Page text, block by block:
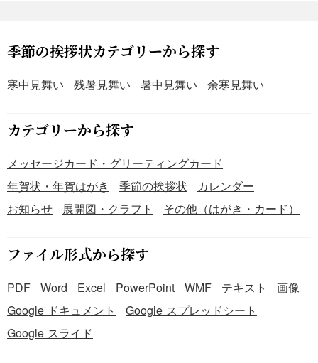
い年代に好まれるデザインです。 ・余白を活かした構成
が、追加メッセージやカスタマイズに適しています。 ■寒
中見舞いとは ・1月8日頃から立春（2月3日頃）までに送る
の気遣いや、感謝の気持ちを伝える手段としても活用され
編集後すぐに印刷して利用可能です。 ・無料ダウンロード
可能で、誰でも簡単に利用できます。
季節の挨拶状カテゴリーから探す
寒中見舞い 残暑見舞い 暑中見舞い 余寒見舞い
カテゴリーから探す
メッセージカード・グリーティングカード
年賀状・年賀はがき
季節の挨拶状
カレンダー
お知らせ
展開図・クラフト その他（はがき・カード）
ファイル形式から探す
PDF Word Excel PowerPoint WMF テキスト
画像
Google ドキュメント
Google スプレッドシート
Google スライド